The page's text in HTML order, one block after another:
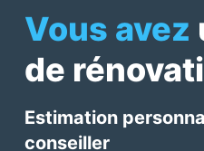
Vous avez
de
Estimation
conseiller